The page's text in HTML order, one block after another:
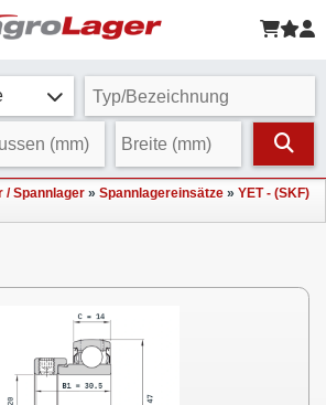
/ Spannlager » Spannlagereinsätze » YET - (SKF)